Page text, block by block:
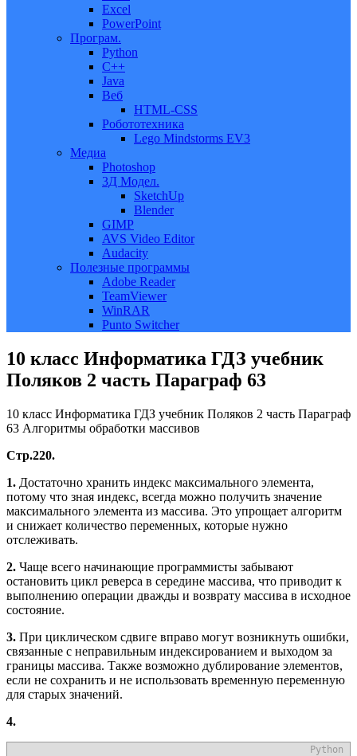
Excel
PowerPoint
Програм.
Python
C++
Java
Веб
HTML-CSS
Робототехника
Lego Mindstorms EV3
Медиа
Photoshop
3Д Модел.
SketchUp
Blender
GIMP
AVS Video Editor
Audacity
Полезные программы
Adobe Reader
TeamViewer
WinRAR
Punto Switcher
10 класс Информатика ГДЗ учебник
Поляков 2 часть Параграф 63
10 класс Информатика ГДЗ учебник Поляков 2 часть Параграф
63 Алгоритмы обработки массивов
Стр.220.
1. Достаточно хранить индекс максимального элемента,
потому что зная индекс, всегда можно получить значение
максимального элемента из массива. Это упрощает алгоритм
и снижает количество переменных, которые нужно
отслеживать.
2. Чаще всего начинающие программисты забывают
остановить цикл реверса в середине массива, что приводит к
выполнению операции дважды и возврату массива в исходное
состояние.
3. При циклическом сдвиге вправо могут возникнуть ошибки,
связанные с неправильным индексированием и выходом за
границы массива. Также возможно дублирование элементов,
если не сохранить и не использовать временную переменную
для старых значений.
4.
Python